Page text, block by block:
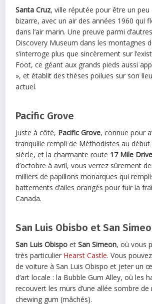
Santa Cruz, ville réputée pour être un
bizarre, avec un air des années 1960 qui
dans l’air marin. Une preuve parmi
Discovery Museum dans les montagnes
s’interroge plus que sincèrement sur
Foot, ce géant aux grands pieds aussi
», et établit des thèses poilues sur son
actuel.
Pacific Grove
Juste à côté, Pacific Grove, connue pour
tranquille rempli de Méthodistes au début
siècle, et la charmante route 17 Mile Drive
d’octobre à avril, vous verrez sûrement
milliers de papillons monarques qui
battements d’ailes orangés pour fuir la
Canada.
San Luis Obisbo et San
San Luis Obispo etSan Simeon, où vous
très particulier Hearst Castle. Vous
de voiture à San Luis Obispo et jeter un
d’art locale : la Bubble Gum Alley, où les
recouvert les murs d’une allée sombre de
chewing gum (mâchés).